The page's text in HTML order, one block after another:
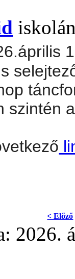
szintén
< Előző